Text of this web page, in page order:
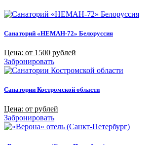
Санаторий «НЕМАН-72» Белоруссия
Цена: от 1500 рублей
Забронировать
Санатории Костромской области
Цена: от рублей
Забронировать